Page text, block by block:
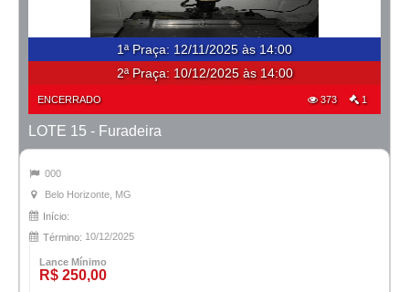
1ª Praça: 12/11/2025 às 14:00
2ª Praça: 10/12/2025 às 14:00
ENCERRADO 373 1
LOTE 15 - Furadeira
000
Belo Horizonte, MG
Início:
Término: 10/12/2025
Lance Mínimo
R$ 250,00